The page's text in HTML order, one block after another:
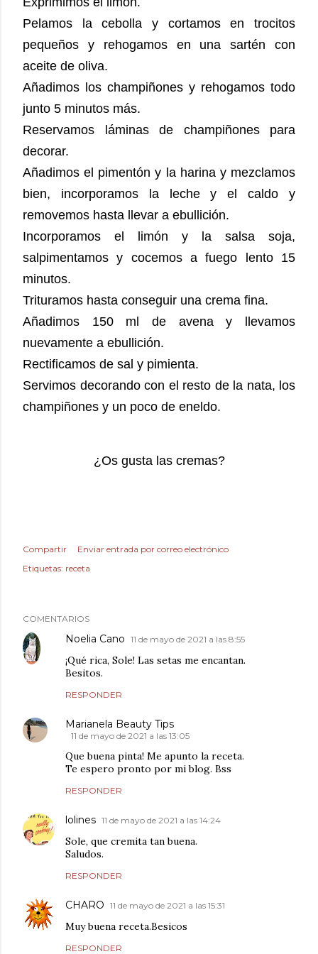
Pelamos la cebolla y cortamos en trocitos
pequeños y rehogamos en una sartén con
aceite de oliva.
Añadimos los champiñones y rehogamos todo
junto 5 minutos más.
Reservamos láminas de champiñones para
decorar.
Añadimos el pimentón y la harina y mezclamos
bien, incorporamos la leche y el caldo y
removemos hasta llevar a ebullición.
Incorporamos el limón y la salsa soja,
salpimentamos y cocemos a fuego lento 15
minutos.
Trituramos hasta conseguir una crema fina.
Añadimos 150 ml de avena y llevamos
nuevamente a ebullición.
Rectificamos de sal y pimienta.
Servimos decorando con el resto de la nata, los
champiñones y un poco de eneldo.
¿Os gusta las cremas?
Compartir
Enviar entrada por correo electrónico
Etiquetas: receta
COMENTARIOS
Noelia Cano 11 de mayo de 2021 a las 8:55
¡Qué rica, Sole! Las setas me encantan.
Besitos.
RESPONDER
Marianela Beauty Tips
11 de mayo de 2021 a las 13:05
Que buena pinta! Me apunto la receta.
Te espero pronto por mi blog. Bss
RESPONDER
lolines 11 de mayo de 2021 a las 14:24
Sole, que cremita tan buena.
Saludos.
RESPONDER
CHARO 11 de mayo de 2021 a las 15:31
Muy buena receta.Besicos
RESPONDER